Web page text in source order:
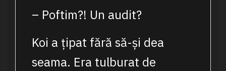
– Poftim?! Un audit?
Koi a țipat fără să-și dea
seama. Era tulburat de